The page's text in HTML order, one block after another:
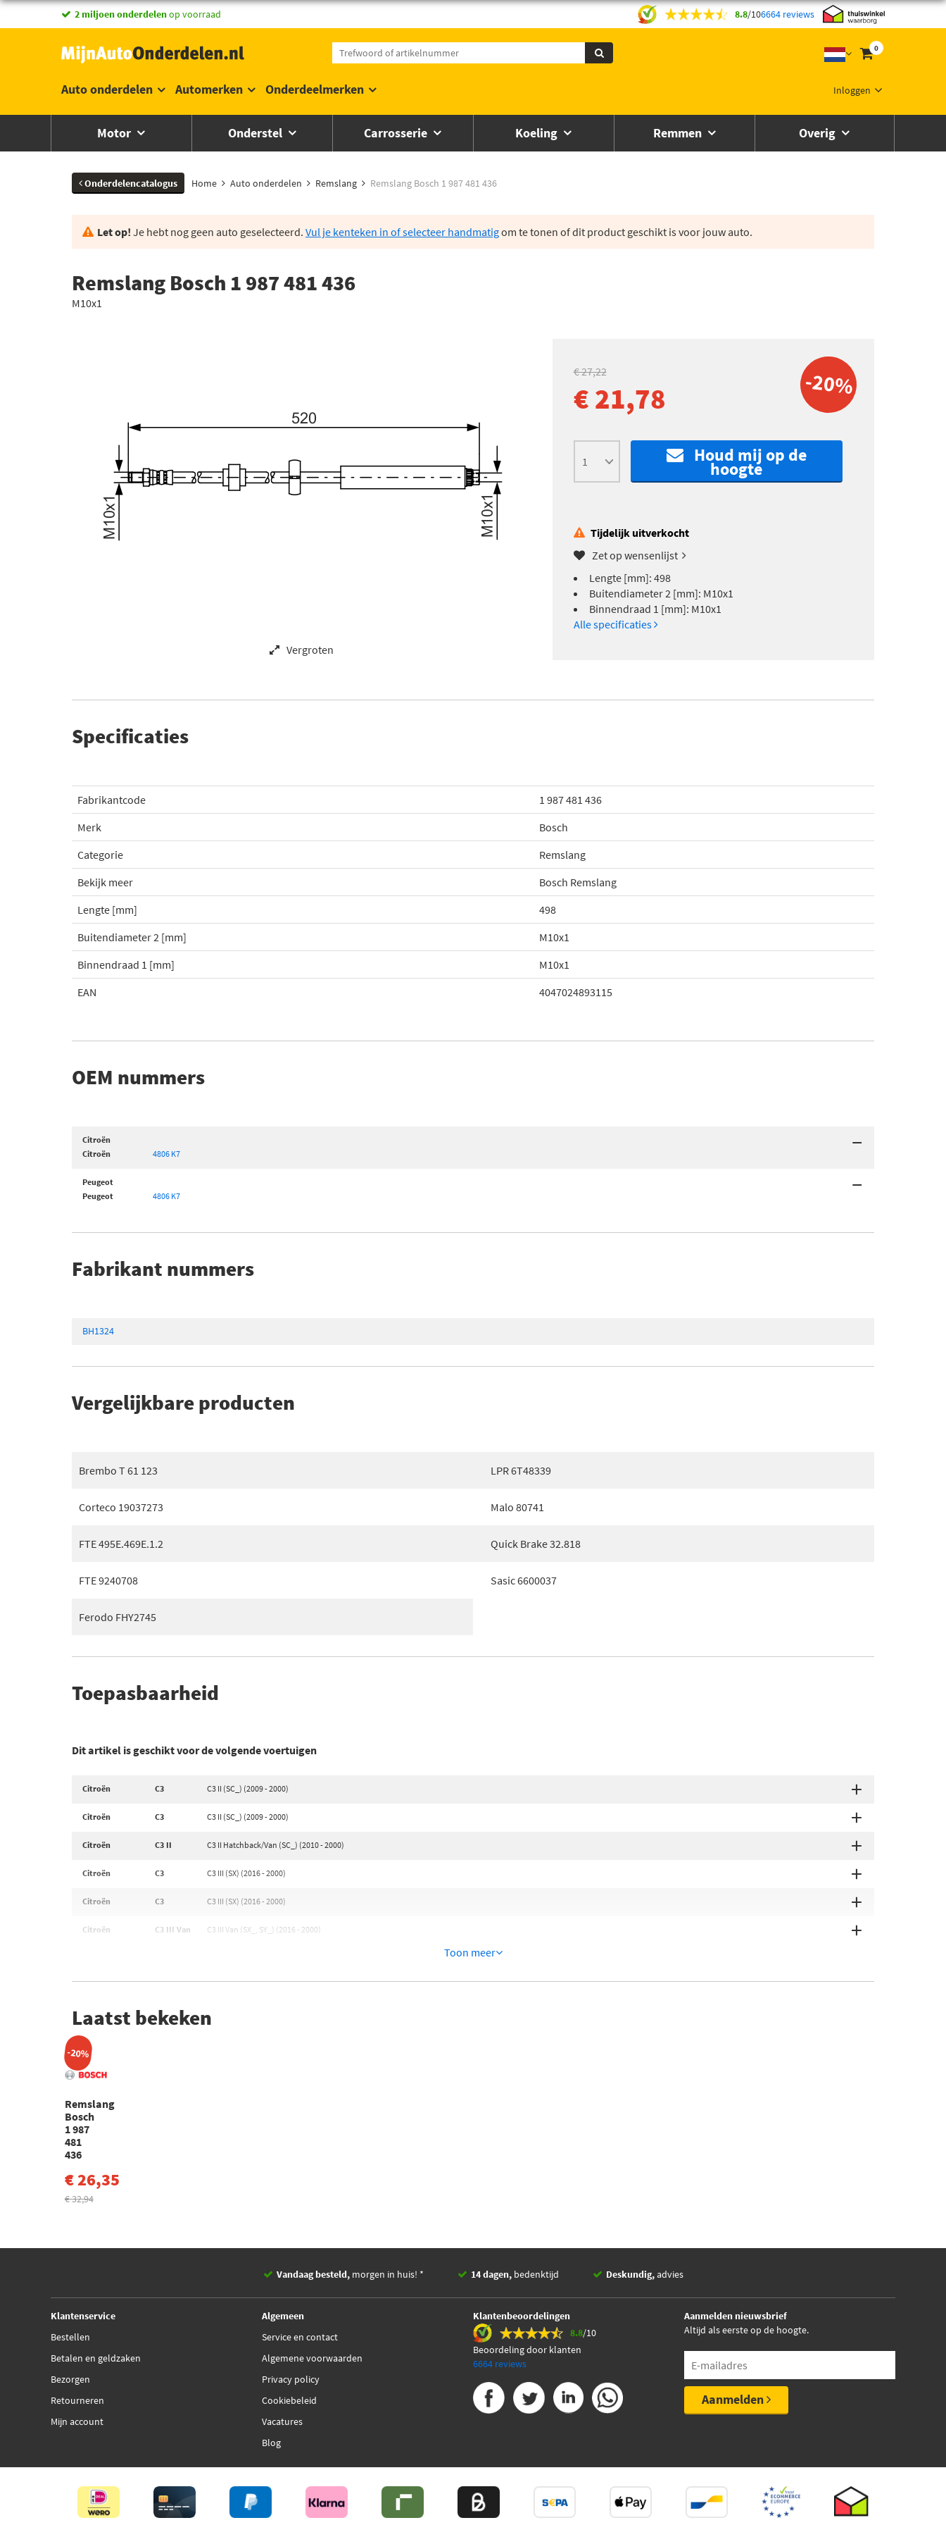
vandaag besteld,morgen in huis *
2 miljoen onderdelenop voorraad 8.8/106664 reviews
0
Inloggen
Auto onderdelen Automerken Onderdeelmerken
Motor Onderstel Carrosserie Koeling Remmen Overig
Onderdelencatalogus Home Auto onderdelen Remslang Remslang Bosch 1 987 481 436
Let op! Je hebt nog geen auto geselecteerd. Vul je kenteken in of selecteer handmatigom te tonen of dit product geschikt is voor jouw auto.
Remslang Bosch 1 987 481 436
M10x1
Vergroten
-20%
€ 27,22
€ 21,78
Houd mij op de
hoogte
Tijdelijk uitverkocht
Zet op wensenlijst
Lengte [mm]: 498
Buitendiameter 2 [mm]: M10x1
Binnendraad 1 [mm]: M10x1
Alle specificaties
Specificaties
Fabrikantcode
1 987 481 436
Merk
Bosch
Categorie
Remslang
Bekijk meer
Bosch Remslang
Lengte [mm]
498
Buitendiameter 2 [mm]
M10x1
Binnendraad 1 [mm]
M10x1
EAN
4047024893115
OEM nummers
Citroën
Citroën
4806 K7
Peugeot
Peugeot
4806 K7
Fabrikant nummers
BH1324
Vergelijkbare producten
Brembo T 61 123
Corteco 19037273
FTE 495E.469E.1.2
FTE 9240708
Ferodo FHY2745
LPR 6T48339
Malo 80741
Quick Brake 32.818
Sasic 6600037
Toepasbaarheid
Dit artikel is geschikt voor de volgende voertuigen
Citroën C3 C3 II (SC_) (2009 - 2000)
Citroën C3 C3 II (SC_) (2009 - 2000)
Citroën C3 II C3 II Hatchback/Van (SC_) (2010 - 2000)
Citroën C3 C3 III (SX) (2016 - 2000)
Citroën C3 C3 III (SX) (2016 - 2000)
Citroën C3 III Van C3 III Van (SX_, SY_) (2016 - 2000)
Toon meer
Laatst bekeken
-20%
Remslang
Bosch
1 987
481
436
€ 26,35
€ 32,94
Vandaag besteld, morgen in huis! * 14 dagen, bedenktijd Deskundig,advies
Klantenservice
Bestellen
Betalen en geldzaken
Bezorgen
Retourneren
Mijn account
Algemeen
Service en contact
Algemene voorwaarden
Privacy policy
Cookiebeleid
Vacatures
Blog
Klantenbeoordelingen
8.8/10
Beoordeling door klanten
6664 reviews
Aanmelden nieuwsbrief
Altijd als eerste op de hoogte.
Aanmelden